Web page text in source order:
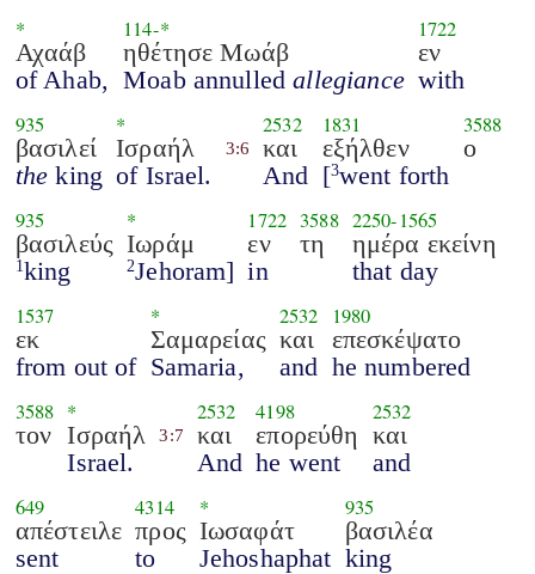
*
Αχαάβ
of Ahab,
114-*
ηθέτησε Μωάβ
Moab annulledallegiance
1722
εν
with
935
βασιλεί
the king
*
Ισραήλ
of Israel.
3:6
2532
και
And
1831
εξήλθεν
[3went forth
3588
ο
935
βασιλεύς
1 king
*
Ιωράμ
2Jehoram]
1722
εν
in
3588
τη
2250-1565
ημέρα εκείνη
that day
1537
εκ
from out of
*
Σαμαρείας
Samaria,
2532
και
and
1980
επεσκέψατο
he numbered
3588
τον
*
Ισραήλ
Israel.
3:7
2532
και
And
4198
επορεύθη
he went
2532
και
and
649
απέστειλε
sent
4314
προς
to
*
Ιωσαφάτ
Jehoshaphat
935
βασιλέα
king